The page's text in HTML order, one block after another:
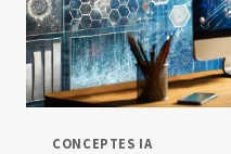
CONCEPTES IA